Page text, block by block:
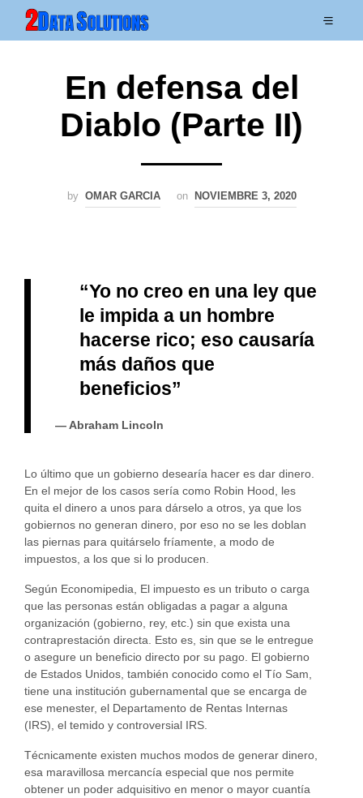
En defensa del
Diablo (Parte II)
by OMAR GARCIA on NOVIEMBRE 3, 2020
“Yo no creo en una ley que
le impida a un hombre
hacerse rico; eso causaría
más daños que
beneficios”
Abraham Lincoln
Lo último que un gobierno desearía hacer es dar dinero.
En el mejor de los casos sería como Robin Hood, les
quita el dinero a unos para dárselo a otros, ya que los
gobiernos no generan dinero, por eso no se les doblan
las piernas para quitárselo fríamente, a modo de
impuestos, a los que si lo producen.
Según Economipedia, El impuesto es un tributo o carga
que las personas están obligadas a pagar a alguna
organización (gobierno, rey, etc.) sin que exista una
contraprestación directa. Esto es, sin que se le entregue
o asegure un beneficio directo por su pago. El gobierno
de Estados Unidos, también conocido como el Tío Sam,
tiene una institución gubernamental que se encarga de
ese menester, el Departamento de Rentas Internas
(IRS), el temido y controversial IRS.
Técnicamente existen muchos modos de generar dinero,
esa maravillosa mercancía especial que nos permite
obtener un poder adquisitivo en menor o mayor cuantía